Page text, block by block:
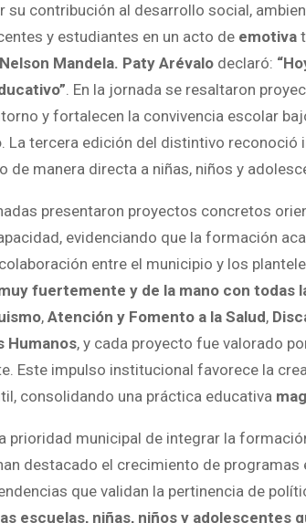
su contribución al desarrollo social,
y estudiantes en un acto de emotiva
Mandela. Paty Arévalo declaró:
. En la jornada se resaltaron
y fortalecen la convivencia escolar
. La tercera edición del distintivo reconoció
de manera directa a niñas, niños y
presentaron proyectos concretos
evidenciando que la formación
entre el municipio y los
fuertemente y de la mano con todas
, Atención y Fomento a la Salud,
Humanos, y cada proyecto fue valorado
Este impulso institucional favorece la
consolidando una práctica educativa
prioridad municipal de integrar la
destacado el crecimiento de
que validan la pertinencia de
escuelas, niñas, niños y